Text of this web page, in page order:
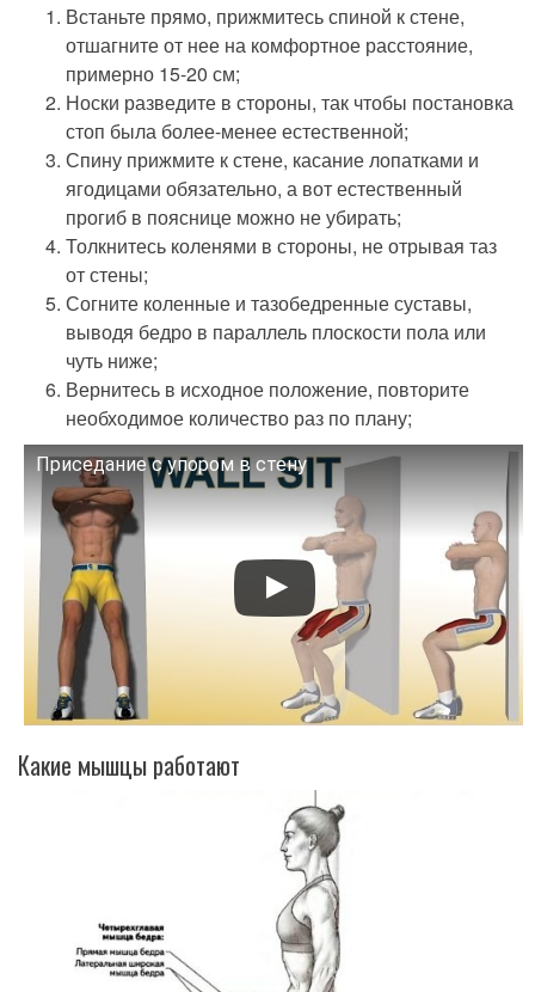
Встаньте прямо, прижмитесь спиной к стене,
отшагните от нее на комфортное расстояние,
примерно 15-20 см;
Носки разведите в стороны, так чтобы постановка
стоп была более-менее естественной;
Спину прижмите к стене, касание лопатками и
ягодицами обязательно, а вот естественный
прогиб в пояснице можно не убирать;
Толкнитесь коленями в стороны, не отрывая таз
от стены;
Согните коленные и тазобедренные суставы,
выводя бедро в параллель плоскости пола или
чуть ниже;
Вернитесь в исходное положение, повторите
необходимое количество раз по плану;
Приседание с упором в стену
Смотрите это видео на YouTube
Какие мышцы работают